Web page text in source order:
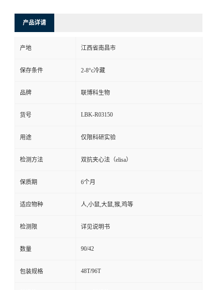
产品详请
产地 江西省南昌市
保存条件 2-8°c冷藏
品牌 联博科生物
货号 LBK-R03150
用途 仅限科研实验
检测方法 双抗夹心法（elisa）
保质期 6个月
适应物种 人,小鼠,大鼠,猴,鸡等
检测限 详见说明书
数量 90/42
包装规格 48T/96T